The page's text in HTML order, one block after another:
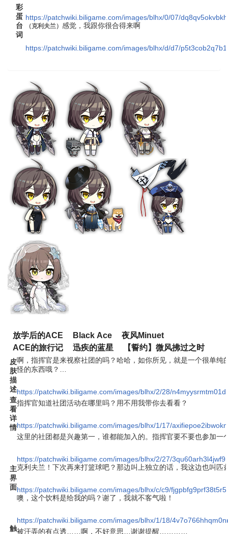
彩
蛋
台
词
https://patchwiki.biligame.com/images/blhx/0/07/
（克利夫兰） 感觉，我跟你很合得来啊
https://patchwiki.biligame.com/images/blhx/d/d7/
放学后的ACE Black Ace
夜风Minuet
ACE的旅行记
迅疾的蓝星 【誓约】微风拂过之时
皮
肤
描
述
啊，指挥官是来视察社团的吗？哈哈，如你所见，就是一个很单纯
怪的东西哦？…
https://patchwiki.biligame.com/images/blhx/2/28/
查
看
详
情
指挥官知道社团活动在哪里吗？用不用我带你去看看？
https://patchwiki.biligame.com/images/blhx/1/17/
主
界
面
这里的社团都是兴趣第一，谁都能加入的。指挥官要不要也参加一
https://patchwiki.biligame.com/images/blhx/2/27/
克利夫兰！下次再来打篮球吧？那边叫上独立的话，我这边也叫匹
https://patchwiki.biligame.com/images/blhx/c/c9/
噢，这个饮料是给我的吗？谢了，我就不客气啦！
https://patchwiki.biligame.com/images/blhx/1/18/
触被汗弄的有点透……啊，不好意思…谢谢提醒…………